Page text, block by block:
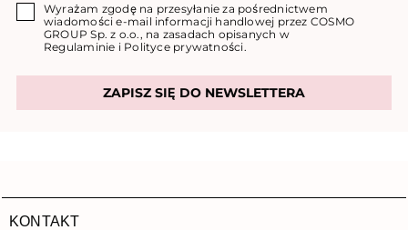
Wyrażam zgodę na przesyłanie za pośrednictwem
wiadomości e-mail informacji handlowej przez COSMO
GROUP Sp. z o.o., na zasadach opisanych w
Regulaminie i Polityce prywatności.
ZAPISZ SIĘ DO NEWSLETTERA
KONTAKT